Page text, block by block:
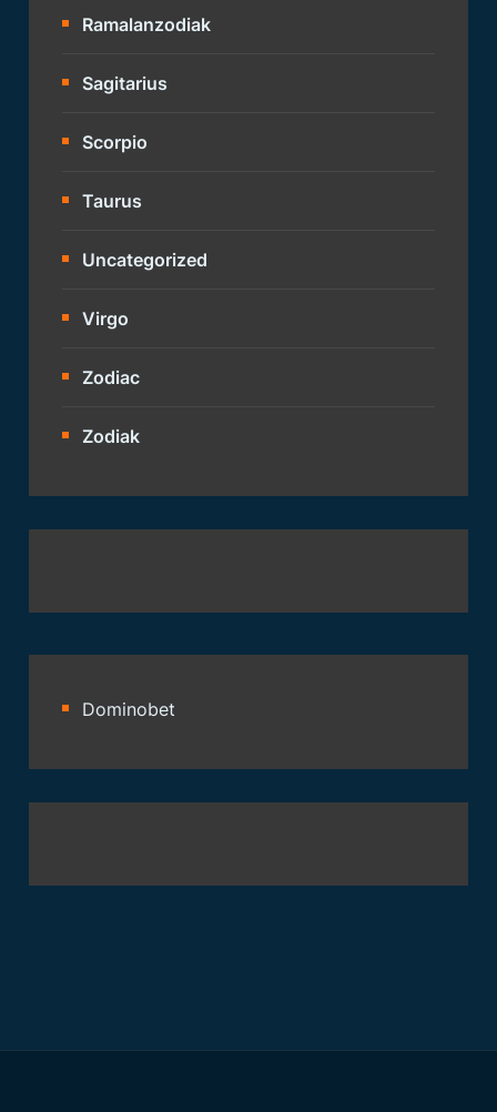
Ramalanzodiak
Sagitarius
Scorpio
Taurus
Uncategorized
Virgo
Zodiac
Zodiak
Dominobet